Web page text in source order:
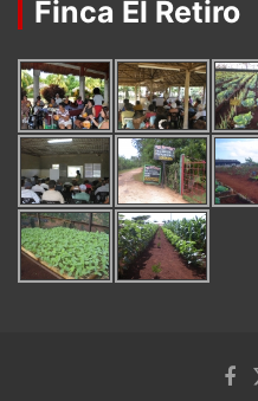
Finca El Retiro